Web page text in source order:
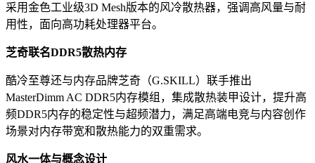
采用金色工业级3D Mesh版本的风冷散热器，强调高风量与耐
用性，面向高功耗处理器平台。
芝奇联名DDR5散热内存
酷冷至尊还与内存品牌芝奇（G.SKILL）联手推出
MasterDimm AC DDR5内存模组，集成散热装甲设计，提升高
频DDR5内存的稳定性与超频潜力，满足高端电竞与内容创作
场景对内存带宽和散热能力的双重需求。
风水一体与概念设计